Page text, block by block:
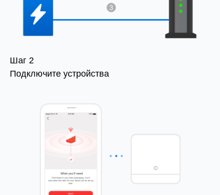
Шаг 2
Подключите устройства